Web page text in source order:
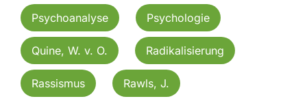
Psychoanalyse Psychologie
Quine, W. v. O. Radikalisierung
Rassismus Rawls, J.